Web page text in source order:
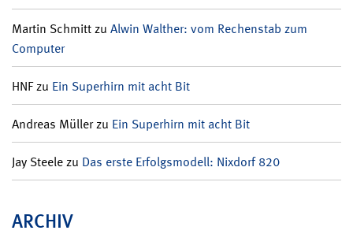
Martin Schmittzu Alwin Walther: vom Rechenstab zum
Computer
HNFzu Ein Superhirn mit acht Bit
Andreas Müllerzu Ein Superhirn mit acht Bit
Jay Steelezu Das erste Erfolgsmodell: Nixdorf 820
ARCHIV